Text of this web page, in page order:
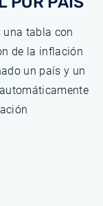
tabla con
de la inflación
un país y un